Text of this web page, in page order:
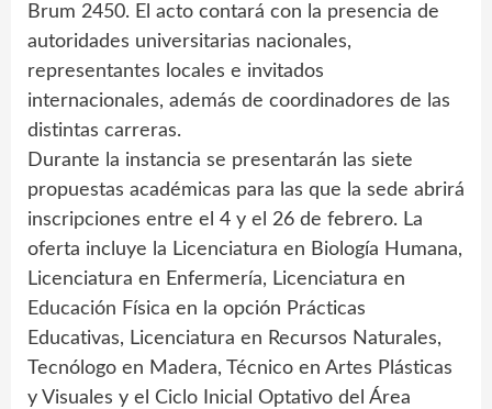
Brum 2450. El acto contará con la presencia de
autoridades universitarias nacionales,
representantes locales e invitados
internacionales, además de coordinadores de las
distintas carreras.
Durante la instancia se presentarán las siete
propuestas académicas para las que la sede abrirá
inscripciones entre el 4 y el 26 de febrero. La
oferta incluye la Licenciatura en Biología Humana,
Licenciatura en Enfermería, Licenciatura en
Educación Física en la opción Prácticas
Educativas, Licenciatura en Recursos Naturales,
Tecnólogo en Madera, Técnico en Artes Plásticas
y Visuales y el Ciclo Inicial Optativo del Área